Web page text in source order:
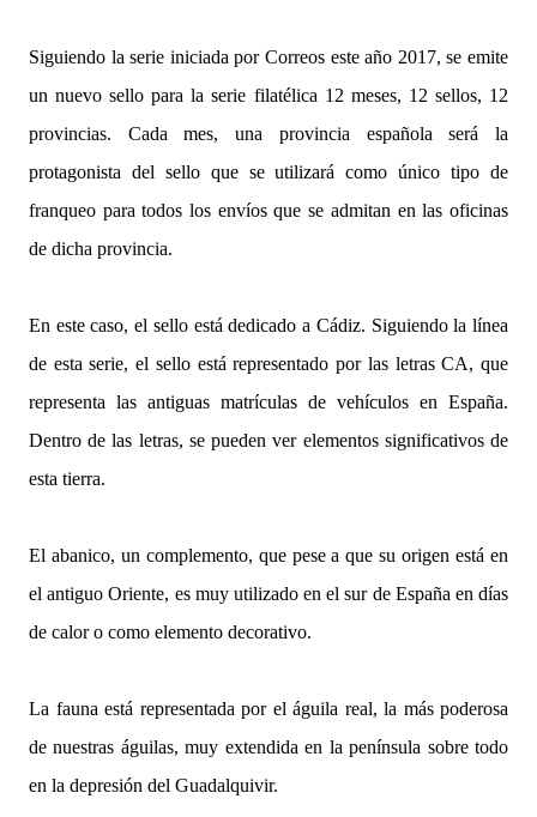
Siguiendo la serie iniciada por Correos este año 2017, se emite
un nuevo sello para la serie filatélica 12 meses, 12 sellos, 12
provincias. Cada mes, una provincia española será la
protagonista del sello que se utilizará como único tipo de
franqueo para todos los envíos que se admitan en las oficinas
de dicha provincia.
En este caso, el sello está dedicado a Cádiz. Siguiendo la línea
de esta serie, el sello está representado por las letras CA, que
representa las antiguas matrículas de vehículos en España.
Dentro de las letras, se pueden ver elementos significativos de
esta tierra.
El abanico, un complemento, que pese a que su origen está en
el antiguo Oriente, es muy utilizado en el sur de España en días
de calor o como elemento decorativo.
La fauna está representada por el águila real, la más poderosa
de nuestras águilas, muy extendida en la península sobre todo
en la depresión del Guadalquivir.